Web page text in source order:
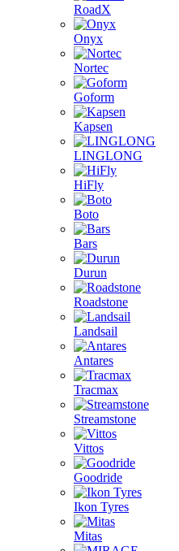
RoadX
Onyx
Nortec
Goform
Kapsen
LINGLONG
HiFly
Boto
Bars
Durun
Roadstone
Landsail
Antares
Tracmax
Streamstone
Vittos
Goodride
Ikon Tyres
Mitas